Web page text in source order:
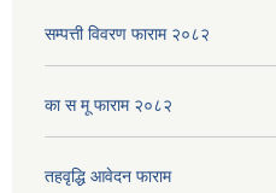
सम्पत्ती विवरण फाराम २०८२
का स मू फाराम २०८२
तहवृद्धि आवेदन फाराम